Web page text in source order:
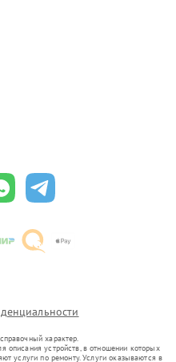
характер.
описания устройств, в отношении которых
услуги по ремонту. Услуги оказываются в